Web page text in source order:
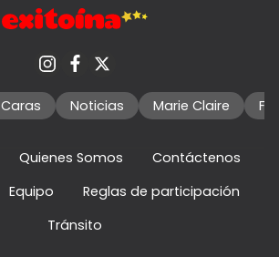
Caras Noticias Marie Claire
Quienes Somos
Contáctenos
Equipo
Reglas de participación
Tránsito